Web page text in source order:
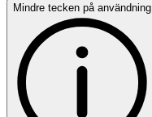
Mindre tecken på användning